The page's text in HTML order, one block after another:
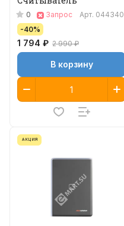
0 Запрос Арт. 044340
-40%
1 794 ₽ 2 990 ₽
В корзину
АКЦИЯ